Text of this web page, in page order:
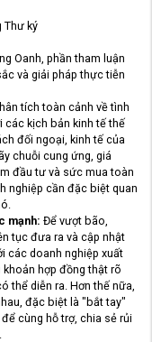
Thư ký
Oanh, phần tham luận
và giải pháp thực tiễn
tích toàn cảnh về tình
các kịch bản kinh tế thế
đối ngoại, kinh tế của
chuỗi cung ứng, giá
đầu tư và sức mua toàn
nghiệp cần đặc biệt quan
mạnh: Để vượt bão,
tục đưa ra và cập nhật
các doanh nghiệp xuất
hợp đồng thật rõ
thể diễn ra. Hơn thế nữa,
đặc biệt là "bắt tay"
cùng hỗ trợ, chia sẻ rủi